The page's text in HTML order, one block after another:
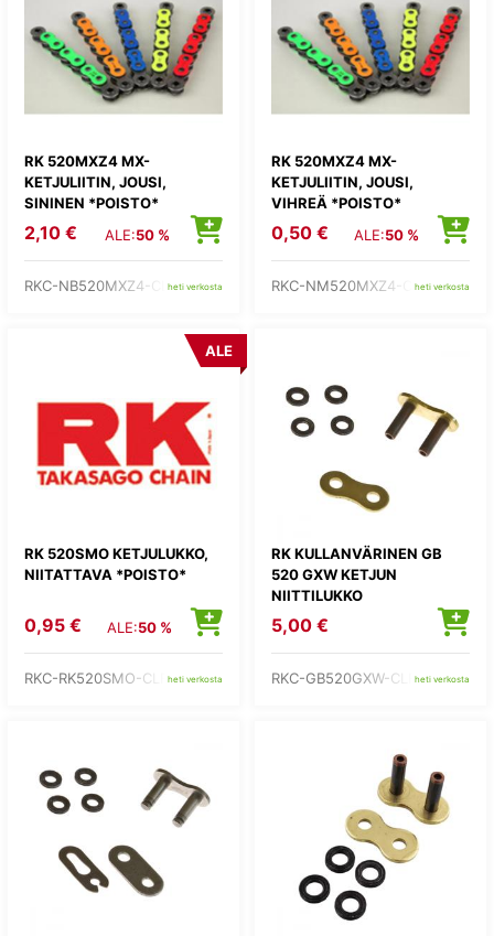
RK 520MXZ4 MX-
KETJULIITIN, JOUSI,
SININEN *POISTO*
2,10 € ALE:50 %
RKC-NB520MXZ4-CLheti verkosta
RK 520MXZ4 MX-
KETJULIITIN, JOUSI,
VIHREÄ *POISTO*
0,50 € ALE:50 %
RKC-NM520MXZ4-CLheti verkosta
RK 520SMO KETJULUKKO,
NIITATTAVA *POISTO*
ALE
0,95 € ALE:50 %
RKC-RK520SMO-CLFheti verkosta
RK KULLANVÄRINEN GB
520 GXW KETJUN
NIITTILUKKO
5,00 €
RKC-GB520GXW-CLFheti verkosta